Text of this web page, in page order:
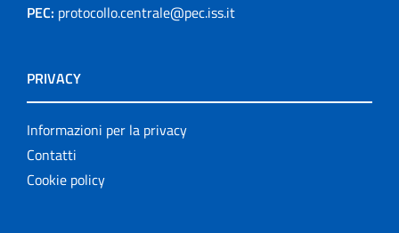
PEC: protocollo.centrale@pec.iss.it
PRIVACY
Informazioni per la privacy
Contatti
Cookie policy